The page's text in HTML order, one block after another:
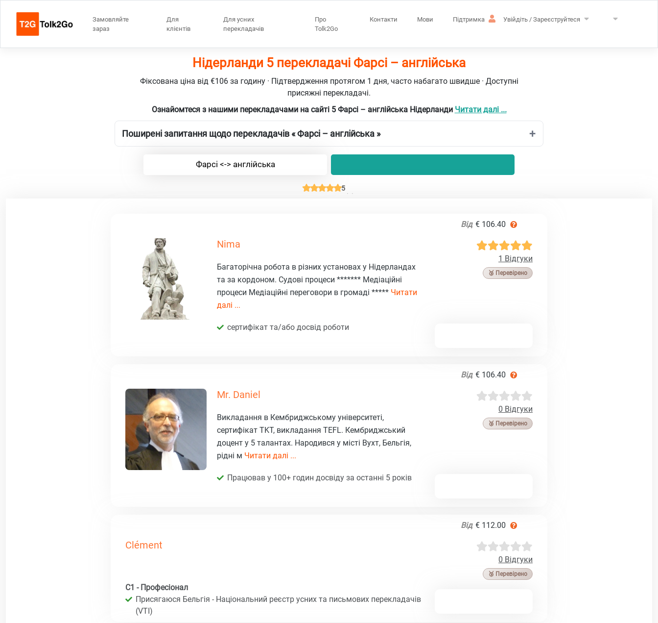
Замовляйте
зараз
Для
клієнтів
Для усних
перекладачів
Про
Tolk2Go
Контакти Мови Підтримка Увійдіть / Зареєструйтеся
Нідерланди 5 перекладачі Фарсі – англійська
Фіксована ціна від €106 за годину · Підтвердження протягом 1 дня, часто набагато швидше · Доступні
присяжні перекладачі.
Ознайомтеся з нашими перекладачами на сайті 5 Фарсі – англійська Нідерланди Читати далі ...
Поширені запитання щодо перекладачів « Фарсі – англійська »
Фарсі <-> англійська
5
Від € 106.40
Nima
1 Відгуки
🥉 Перевірено
Багаторічна робота в різних установах у Нідерландах
та за кордоном. Судові процеси ******* Медіаційні
процеси Медіаційні переговори в громаді ***** Читати
далі ...
сертифікат та/або досвід роботи
Від € 106.40
Mr. Daniel
0 Відгуки
🥉 Перевірено
Викладання в Кембриджському університеті,
сертифікат TKT, викладання TEFL. Кембриджський
доцент у 5 талантах. Народився у місті Вухт, Бельгія,
рідні м Читати далі ...
Працював у 100+ годин досвіду за останні 5 років
Від € 112.00
Clément
0 Відгуки
🥉 Перевірено
C1 - Професіонал
Присягаюся Бельгія - Національний реєстр усних та письмових перекладачів
(VTI)